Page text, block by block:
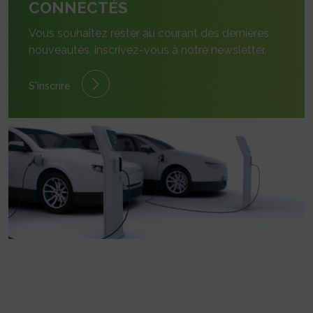
CONNECTÉS
Vous souhaitez rester au courant des dernières
nouveautés, inscrivez-vous à notre newsletter.
S'inscrire